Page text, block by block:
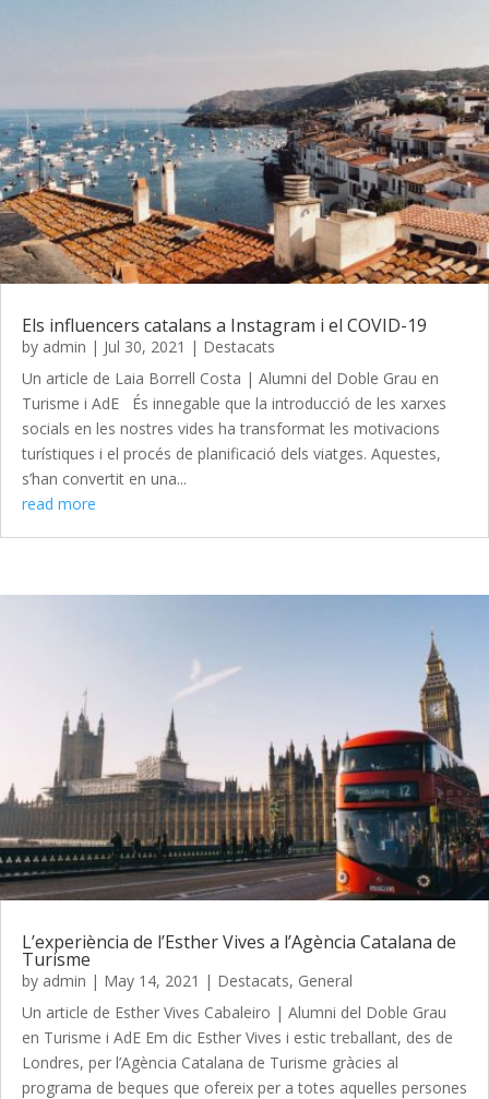
Els influencers catalans a Instagram i el COVID-19
by admin | Jul 30, 2021 | Destacats
Un article de Laia Borrell Costa | Alumni del Doble Grau en
Turisme i AdE És innegable que la introducció de les xarxes
socials en les nostres vides ha transformat les motivacions
turístiques i el procés de planificació dels viatges. Aquestes,
s’han convertit en una...
read more
L’experiència de l’Esther Vives a l’Agència Catalana de
Turisme
by admin | May 14, 2021 | Destacats, General
Un article de Esther Vives Cabaleiro | Alumni del Doble Grau
en Turisme i AdE Em dic Esther Vives i estic treballant, des de
Londres, per l’Agència Catalana de Turisme gràcies al
programa de beques que ofereix per a totes aquelles persones